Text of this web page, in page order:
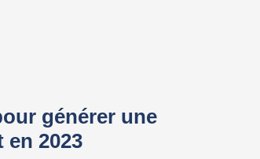
générer une
2023